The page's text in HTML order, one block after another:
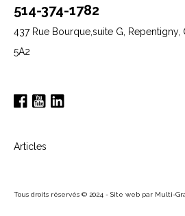
514-374-1782
437 Rue Bourque,suite G,
Repentigny,
5A2
Articles
Tous droits réservés © 2024 - Site web par Multi-